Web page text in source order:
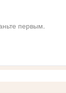
первым.